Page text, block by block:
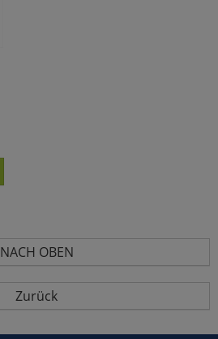
NACH OBEN
Zurück